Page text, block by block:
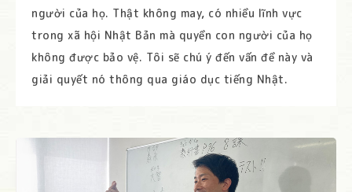
người của họ. Thật không may, có nhiều lĩnh vực
trong xã hội Nhật Bản mà quyền con người của họ
không được bảo vệ. Tôi sẽ chú ý đến vấn đề này và
giải quyết nó thông qua giáo dục tiếng Nhật.